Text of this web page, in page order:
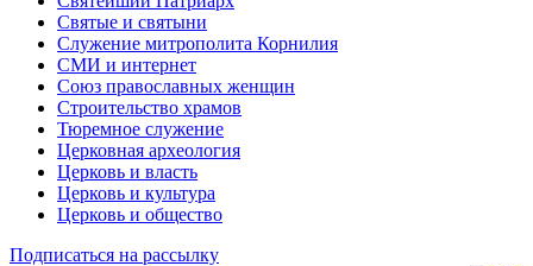
Святые и святыни
Служение митрополита Корнилия
СМИ и интернет
Союз православных женщин
Строительство храмов
Тюремное служение
Церковная археология
Церковь и власть
Церковь и культура
Церковь и общество
Подписаться на рассылку